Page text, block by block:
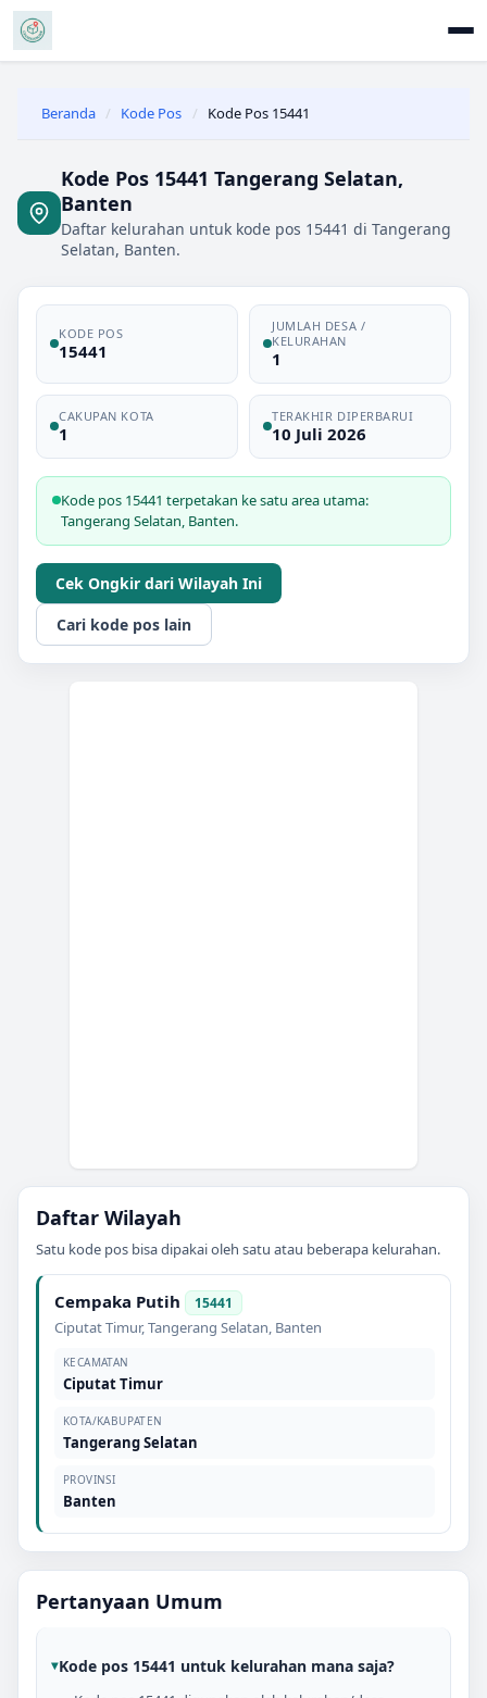
Beranda / Kode Pos / Kode Pos 15441
Kode Pos 15441 Tangerang Selatan,
Banten
Daftar kelurahan untuk kode pos 15441 di Tangerang
Selatan, Banten.
KODE POS
15441
JUMLAH DESA /
KELURAHAN
1
CAKUPAN KOTA
1
TERAKHIR DIPERBARUI
10 Juli 2026
Kode pos 15441 terpetakan ke satu area utama:
Tangerang Selatan, Banten.
Cek Ongkir dari Wilayah Ini
Cari kode pos lain
Daftar Wilayah
Satu kode pos bisa dipakai oleh satu atau beberapa kelurahan.
Cempaka Putih 15441
Ciputat Timur,Tangerang Selatan, Banten
KECAMATAN
Ciputat Timur
KOTA/KABUPATEN
Tangerang Selatan
PROVINSI
Banten
Pertanyaan Umum
Kode pos 15441 untuk kelurahan mana saja?